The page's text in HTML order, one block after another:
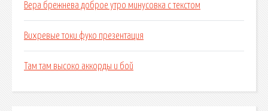
Вера брежнева доброе утро минусовка с текстом
Вихревые токи фуко презентация
Там там высоко аккорды и бой